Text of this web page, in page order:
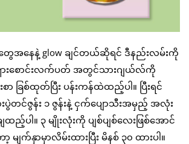
တွေအနေနဲ့ glow ချင်တယ်ဆိုရင် ဒီနည်းလမ်းကို
ားစောင်းလက်ပတ် အတွင်သားဂျယ်လ်ကို
စာ ခြစ်ထုတ်ပြီး ပန်းကန်ထဲထည့်ပါ။ ပြီးရင်
းပွဲတင်ဇွန်း ၁ ဇွန်းနဲ့ ငှက်ပျောသီးအမှည့် အလုံး
ည့်ပါ။ ၃ မျိုးလုံးကို ပျစ်ပျစ်လေးဖြစ်အောင်
မျက်နှာမှာလိမ်းထားပြီး မိနစ် ၃၀ ထားပါ။